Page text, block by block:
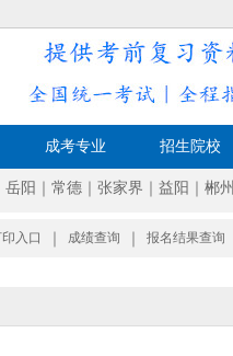
成考专业 招生院校
岳阳 常德 张家界 益阳 郴州
入口 成绩查询 报名结果查询